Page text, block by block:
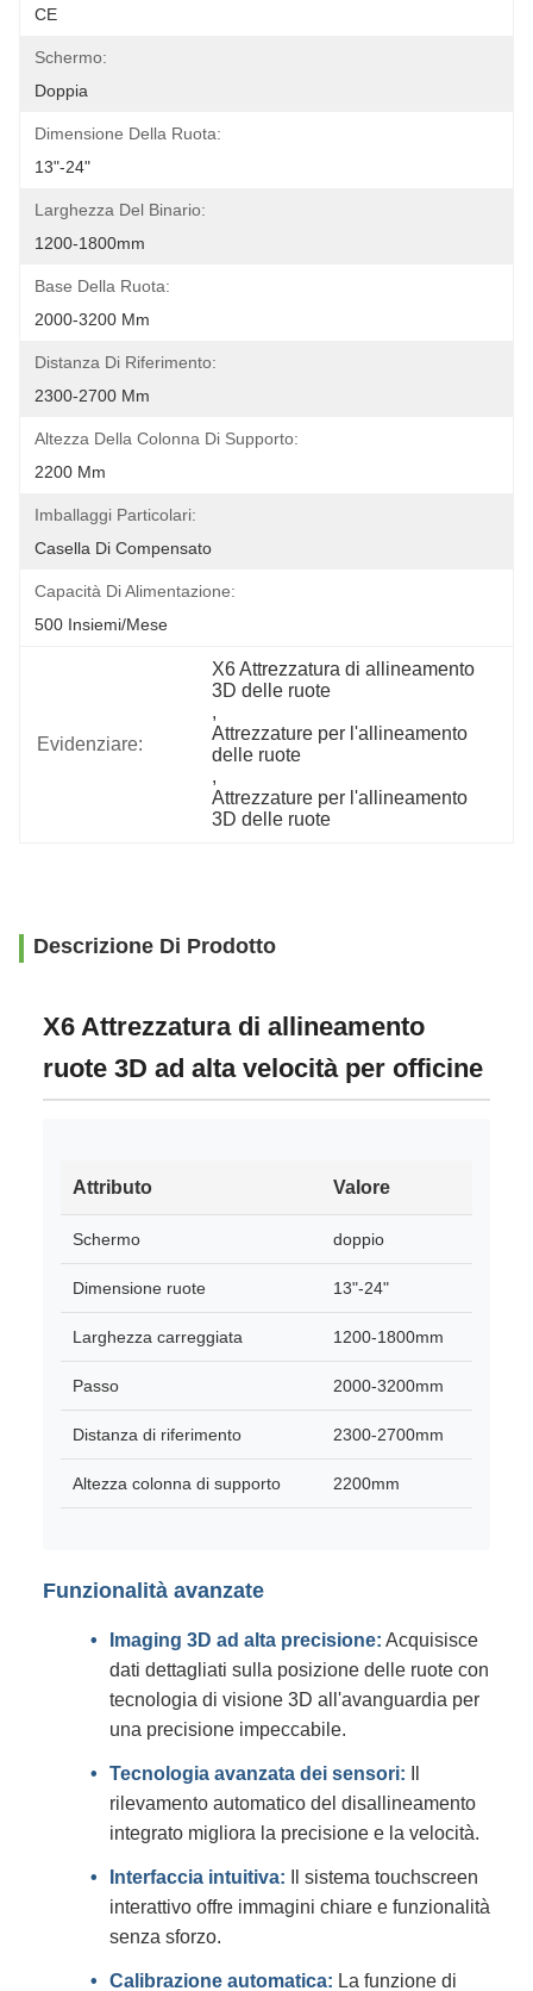
CE
Schermo:
Doppia
Dimensione Della Ruota:
13"-24"
Larghezza Del Binario:
1200-1800mm
Base Della Ruota:
2000-3200 Mm
Distanza Di Riferimento:
2300-2700 Mm
Altezza Della Colonna Di Supporto:
2200 Mm
Imballaggi Particolari:
Casella Di Compensato
Capacità Di Alimentazione:
500 Insiemi/mese
Evidenziare:
X6 Attrezzatura di allineamento
3D delle ruote
,
Attrezzature per l'allineamento
delle ruote
,
Attrezzature per l'allineamento
3D delle ruote
Descrizione Di Prodotto
X6 Attrezzatura di allineamento
ruote 3D ad alta velocità per officine
Attributo Valore
Schermo doppio
Dimensione ruote 13"-24"
Larghezza carreggiata 1200-1800mm
Passo 2000-3200mm
Distanza di riferimento 2300-2700mm
Altezza colonna di supporto 2200mm
Funzionalità avanzate
Imaging 3D ad alta precisione: Acquisisce
dati dettagliati sulla posizione delle ruote con
tecnologia di visione 3D all'avanguardia per
una precisione impeccabile.
Tecnologia avanzata dei sensori: Il
rilevamento automatico del disallineamento
integrato migliora la precisione e la velocità.
Interfaccia intuitiva: Il sistema touchscreen
interattivo offre immagini chiare e funzionalità
senza sforzo.
Calibrazione automatica: La funzione di